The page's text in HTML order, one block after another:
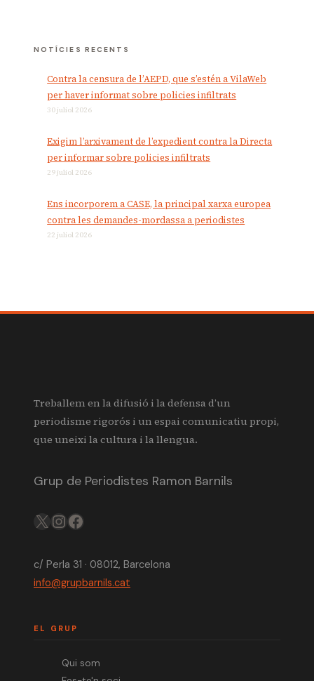
NOTÍCIES RECENTS
Contra la censura de l’AEPD, que s’estén a VilaWeb
per haver informat sobre policies infiltrats
30 juliol 2026
Exigim l’arxivament de l’expedient contra la Directa
per informar sobre policies infiltrats
29 juliol 2026
Ens incorporem a CASE, la principal xarxa europea
contra les demandes-mordassa a periodistes
22 juliol 2026
Treballem en la difusió i la defensa d’un
periodisme rigorós i un espai comunicatiu propi,
que uneixi la cultura i la llengua.
Grup de Periodistes Ramon Barnils
X IGFB
c/ Perla 31 · 08012, Barcelona
info@grupbarnils.cat
EL GRUP
Qui som